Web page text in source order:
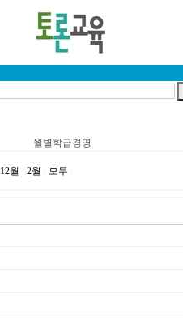
월별학급경영
12월 2월 모두